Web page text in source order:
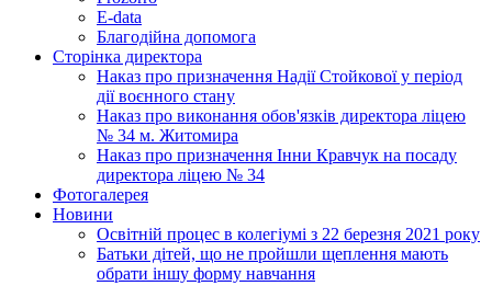
E-data
Благодійна допомога
Сторінка директора
Наказ про призначення Надії Стойкової у період
дії воєнного стану
Наказ про виконання обов'язків директора ліцею
№ 34 м. Житомира
Наказ про призначення Інни Кравчук на посаду
директора ліцею № 34
Фотогалерея
Новини
Освітній процес в колегіумі з 22 березня 2021 року
Батьки дітей, що не пройшли щеплення мають
обрати іншу форму навчання